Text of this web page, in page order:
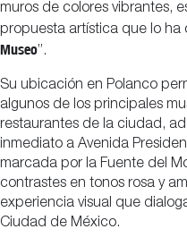
muros de colores vibrantes,
propuesta artística que lo ha
Museo”.
Su ubicación en Polanco
algunos de los principales
restaurantes de la ciudad,
inmediato a Avenida
marcada por la Fuente del
contrastes en tonos rosa y
experiencia visual que
Ciudad de México.